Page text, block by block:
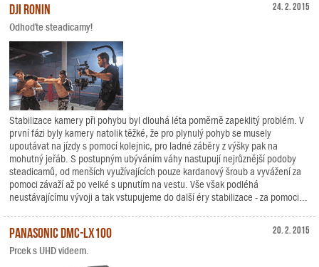
24. 2. 2015
DJI Ronin
Odhoďte steadicamy!
Stabilizace kamery při pohybu byl dlouhá léta poměrně zapeklitý problém. V
první fázi byly kamery natolik těžké, že pro plynulý pohyb se musely
upoutávat na jízdy s pomocí kolejnic, pro ladné záběry z výšky pak na
mohutný jeřáb. S postupným ubýváním váhy nastupují nejrůznější podoby
steadicamů, od menších využívajících pouze kardanový šroub a vyvážení za
pomoci závaží až po velké s upnutím na vestu. Vše však podléhá
neustávajícímu vývoji a tak vstupujeme do další éry stabilizace - za pomoci...
20. 2. 2015
Panasonic DMC-LX100
Prcek s UHD videem.